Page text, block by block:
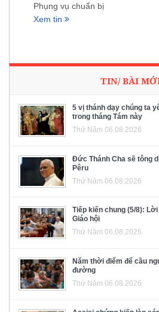
Phụng vụ chuẩn bị
Xem tin
TIN/ BÀI
5 vị thánh dạy chúng ta
trong tháng Tám này
Thứ Năm 06.08.2026
Đức Thánh Cha sẽ tông
Pêru
Thứ Năm 06.08.2026
Tiếp kiến chung (5/8):
Giáo hội
Thứ Năm 06.08.2026
Năm thời điểm để cầu
đường
Thứ Năm 06.08.2026